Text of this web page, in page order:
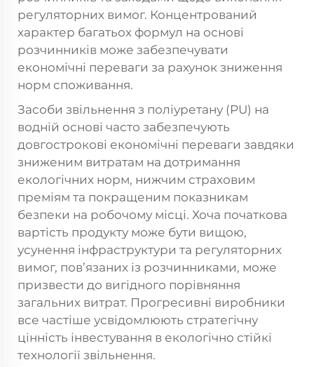
регуляторних вимог. Концентрований
характер багатьох формул на основі
розчинників може забезпечувати
економічні переваги за рахунок зниження
норм споживання.
Засоби звільнення з поліуретану (PU) на
водній основі часто забезпечують
довгострокові економічні переваги завдяки
зниженим витратам на дотримання
екологічних норм, нижчим страховим
преміям та покращеним показникам
безпеки на робочому місці. Хоча початкова
вартість продукту може бути вищою,
усунення інфраструктури та регуляторних
вимог, пов’язаних із розчинниками, може
призвести до вигідного порівняння
загальних витрат. Прогресивні виробники
все частіше усвідомлюють стратегічну
цінність інвестування в екологічно стійкі
технології звільнення.